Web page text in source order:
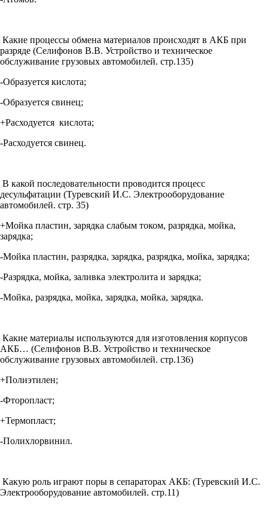
Какие процессы обмена материалов происходят в АКБ при
разряде (Селифонов В.В. Устройство и техническое
обслуживание грузовых автомобилей. стр.135)
-Образуется кислота;
-Образуется свинец;
+Расходуется кислота;
-Расходуется свинец.
В какой последовательности проводится процесс
десульфатации (Туревский И.С. Электрооборудование
автомобилей. стр. 35)
+Мойка пластин, зарядка слабым током, разрядка, мойка,
зарядка;
-Мойка пластин, разрядка, зарядка, разрядка, мойка, зарядка;
-Разрядка, мойка, заливка электролита и зарядка;
-Мойка, разрядка, мойка, зарядка, мойка, зарядка.
Какие материалы используются для изготовления корпусов
АКБ… (Селифонов В.В. Устройство и техническое
обслуживание грузовых автомобилей. стр.136)
+Полиэтилен;
-Фторопласт;
+Термопласт;
-Полихлорвинил.
Какую роль играют поры в сепараторах АКБ: (Туревский И.С.
Электрооборудование автомобилей. стр.11)